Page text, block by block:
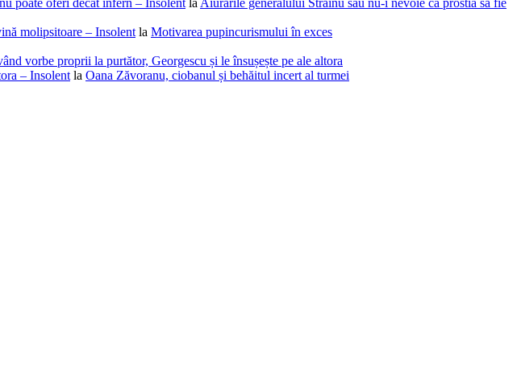
poate oferi decât infern – Insolent la Aiurările generalului Străinu sau nu-i nevoie ca prostia să fie
molipsitoare – Insolent la Motivarea pupincurismului în exces
vorbe proprii la purtător, Georgescu și le însușește pe ale altora
– Insolent la Oana Zăvoranu, ciobanul și behăitul incert al turmei